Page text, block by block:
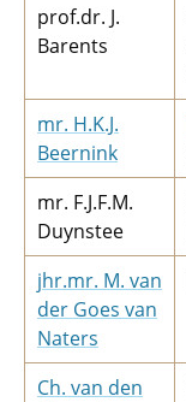
prof.dr. J.
Barents
mr. H.K.J.
Beernink
mr. F.J.F.M.
Duynstee
jhr.mr. M. van
der Goes van
Naters
Ch. van den